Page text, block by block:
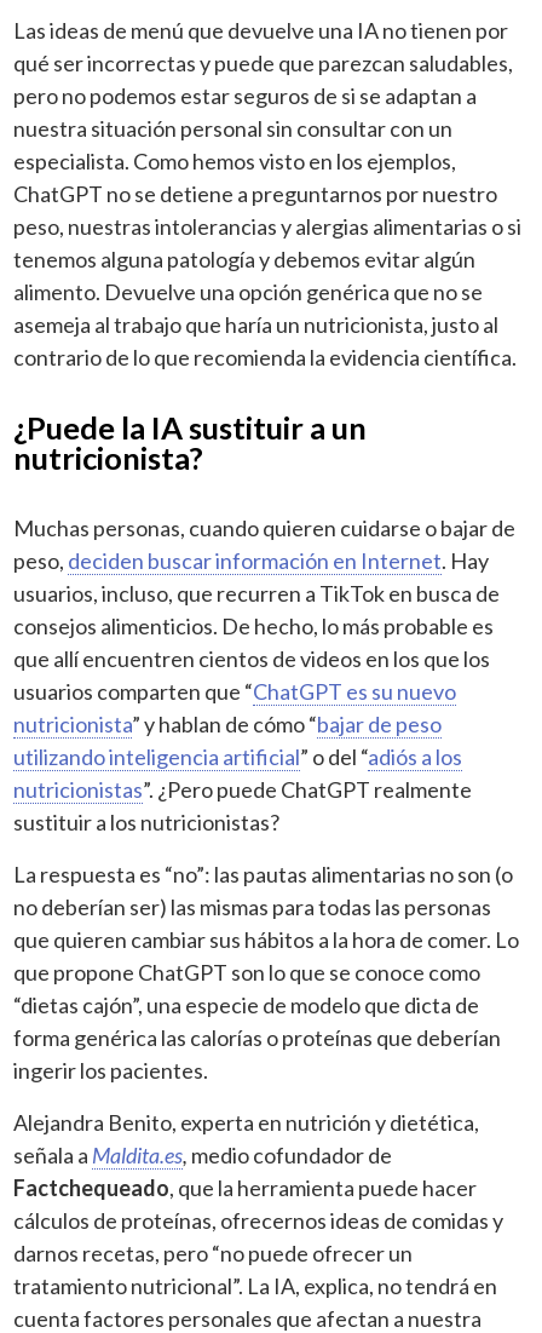
Las ideas de menú que devuelve una IA no tienen por
qué ser incorrectas y puede que parezcan saludables,
pero no podemos estar seguros de si se adaptan a
nuestra situación personal sin consultar con un
especialista. Como hemos visto en los ejemplos,
ChatGPT no se detiene a preguntarnos por nuestro
peso, nuestras intolerancias y alergias alimentarias o si
tenemos alguna patología y debemos evitar algún
alimento. Devuelve una opción genérica que no se
asemeja al trabajo que haría un nutricionista, justo al
contrario de lo que recomienda la evidencia científica.
¿Puede la IA sustituir a un
nutricionista?
Muchas personas, cuando quieren cuidarse o bajar de
peso, deciden buscar información en Internet. Hay
usuarios, incluso, que recurren a TikTok en busca de
consejos alimenticios. De hecho, lo más probable es
que allí encuentren cientos de videos en los que los
usuarios comparten que “ChatGPT es su nuevo
nutricionista” y hablan de cómo “bajar de peso
utilizando inteligencia artificial” o del “adiós a los
nutricionistas”. ¿Pero puede ChatGPT realmente
sustituir a los nutricionistas?
La respuesta es “no”: las pautas alimentarias no son (o
no deberían ser) las mismas para todas las personas
que quieren cambiar sus hábitos a la hora de comer. Lo
que propone ChatGPT son lo que se conoce como
“dietas cajón”, una especie de modelo que dicta de
forma genérica las calorías o proteínas que deberían
ingerir los pacientes.
Alejandra Benito, experta en nutrición y dietética,
señala a Maldita.es, medio cofundador de
Factchequeado, que la herramienta puede hacer
cálculos de proteínas, ofrecernos ideas de comidas y
darnos recetas, pero “no puede ofrecer un
tratamiento nutricional”. La IA, explica, no tendrá en
cuenta factores personales que afectan a nuestra